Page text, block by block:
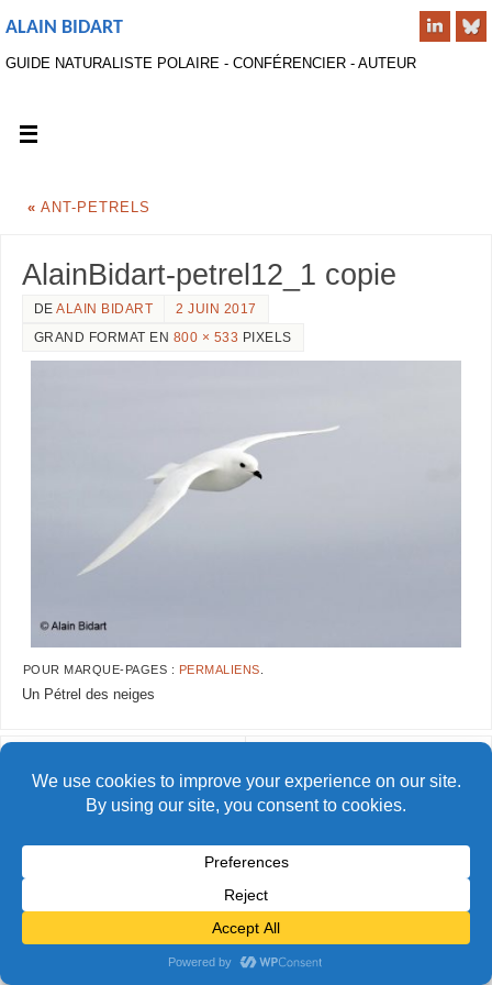
ALAIN BIDART
GUIDE NATURALISTE POLAIRE - CONFÉRENCIER - AUTEUR
« ANT-PETRELS
AlainBidart-petrel12_1 copie
DEALAIN BIDART
2 JUIN 2017
GRAND FORMAT EN 800 × 533 PIXELS
POUR MARQUE-PAGES : PERMALIENS
Un Pétrel des neiges
© Alain Bidart (2026) - Tous droits réservés
FIÈREMENT PROPULSÉ PARPARABOLA